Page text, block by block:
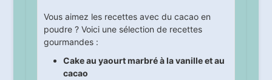
Vous aimez les recettes avec du cacao en
poudre ? Voici une sélection de recettes
gourmandes :
Cake au yaourt marbré à la vanille et au
cacao